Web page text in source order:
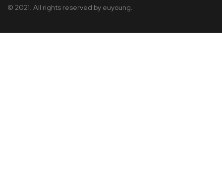
© 2021. All rights reserved by euyoung.